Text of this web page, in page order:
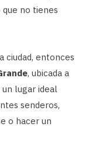
no tienes
ciudad, entonces
, ubicada a
lugar ideal
senderos,
o hacer un